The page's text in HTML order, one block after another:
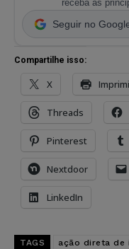
receba as
Seguir no
Compartilhe isso:
X
Threads
Pinterest
Nextdoor
LinkedIn
TAGS
ação direta de